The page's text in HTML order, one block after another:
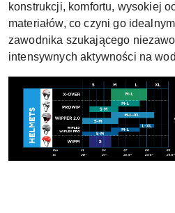
konstrukcji, komfortu, wysokiej
materiałów, co czyni go
zawodnika szukającego
intensywnych aktywności na